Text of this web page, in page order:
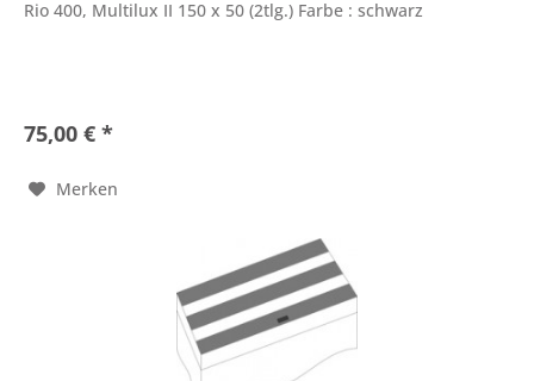
Rio 400, Multilux II 150 x 50 (2tlg.) Farbe : schwarz
75,00 € *
Merken